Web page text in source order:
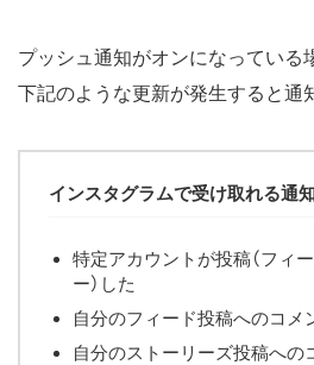
プッシュ通知がオンになっている
下記のような更新が発生すると通
インスタグラムで受け取れる通
特定アカウントが投稿（フィー
ー）した
自分のフィード投稿へのコメ
自分のストーリーズ投稿への